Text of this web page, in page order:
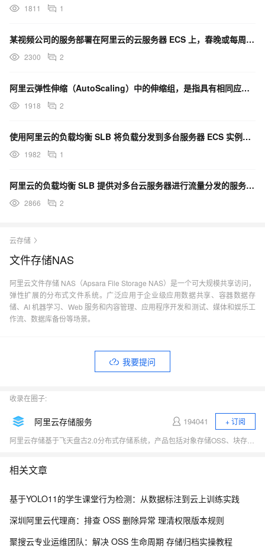
1811 1
某视频公司的服务部署在阿里云的云服务器 ECS 上，春晚或每周五热门节目来临时，如临大敌，又不想长期
2300 2
阿里云弹性伸缩（AutoScaling）中的伸缩组，是指具有相同应用场景的 ECS 实例集合。当用户
1918 2
使用阿里云的负载均衡 SLB 将负载分发到多台服务器 ECS 实例上去的时候，哪些工具即可获得发起请
1982 1
阿里云的负载均衡 SLB 提供对多台云服务器进行流量分发的服务，支持四层和七层的流量转发。其中七层流
2866 2
云存储
文件存储NAS
阿里云文件存储 NAS（Apsara File Storage NAS）是一个可大规模共享访问，
弹性扩展的分布式文件系统。广泛应用于企业级应用数据共享、容器数据存
储、AI 机器学习、Web 服务和内容管理、应用程序开发和测试、媒体和娱乐工
作流、数据库备份等场景。
我要提问
收录在圈子:
阿里云存储服务 194041
+ 订阅
相关文章
基于YOLO11的学生课堂行为检测：从数据标注到云上训练实践
深圳阿里云代理商：排查 OSS 删除异常 理清权限版本规则
聚搜云专业运维团队：解决 OSS 生命周期 存储归档实操教程